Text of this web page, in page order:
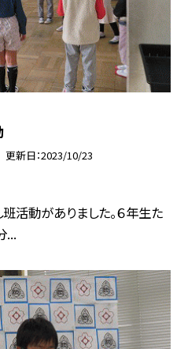
更新日 2023/10/23
活動がありました。６年生た
...